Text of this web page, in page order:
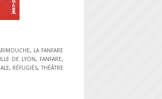
, LA FANFARE
DE LYON, FANFARE,
, RÉFUGIÉS, THÉÂTRE